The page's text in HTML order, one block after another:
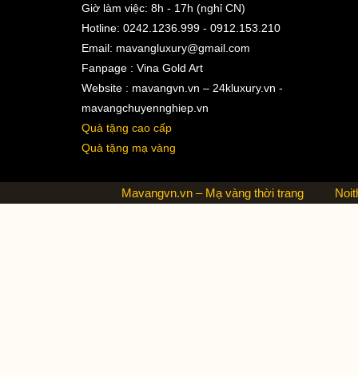
Giờ làm việc: 8h - 17h (nghỉ CN)
Hotline: 0242.1236.999 - 0912.153.210
Email: mavangluxury@gmail.com
Fanpage : Vina Gold Art
Website : mavangvn.vn – 24kluxury.vn -
mavangchuyennghiep.vn
Quà tặng cao cấp
Quà tặng mạ vàng
Mavangvn.vn – Mạ vàng thời trang